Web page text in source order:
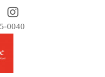
0040